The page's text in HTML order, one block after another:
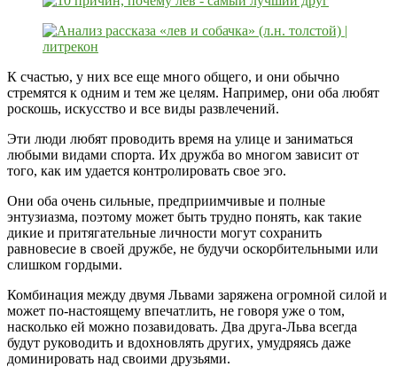
К счастью, у них все еще много общего, и они обычно
стремятся к одним и тем же целям. Например, они оба любят
роскошь, искусство и все виды развлечений.
Эти люди любят проводить время на улице и заниматься
любыми видами спорта. Их дружба во многом зависит от
того, как им удается контролировать свое эго.
Они оба очень сильные, предприимчивые и полные
энтузиазма, поэтому может быть трудно понять, как такие
дикие и притягательные личности могут сохранить
равновесие в своей дружбе, не будучи оскорбительными или
слишком гордыми.
Комбинация между двумя Львами заряжена огромной силой и
может по-настоящему впечатлить, не говоря уже о том,
насколько ей можно позавидовать. Два друга-Льва всегда
будут руководить и вдохновлять других, умудряясь даже
доминировать над своими друзьями.